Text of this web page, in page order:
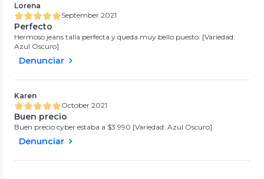
Lorena
September 2021
Perfecto
Hermoso jeans talla perfecta y queda muy bello puesto. [Variedad:
Azul Oscuro]
Denunciar
Karen
October 2021
Buen precio
Buen precio cyber estaba a $3.990 [Variedad: Azul Oscuro]
Denunciar